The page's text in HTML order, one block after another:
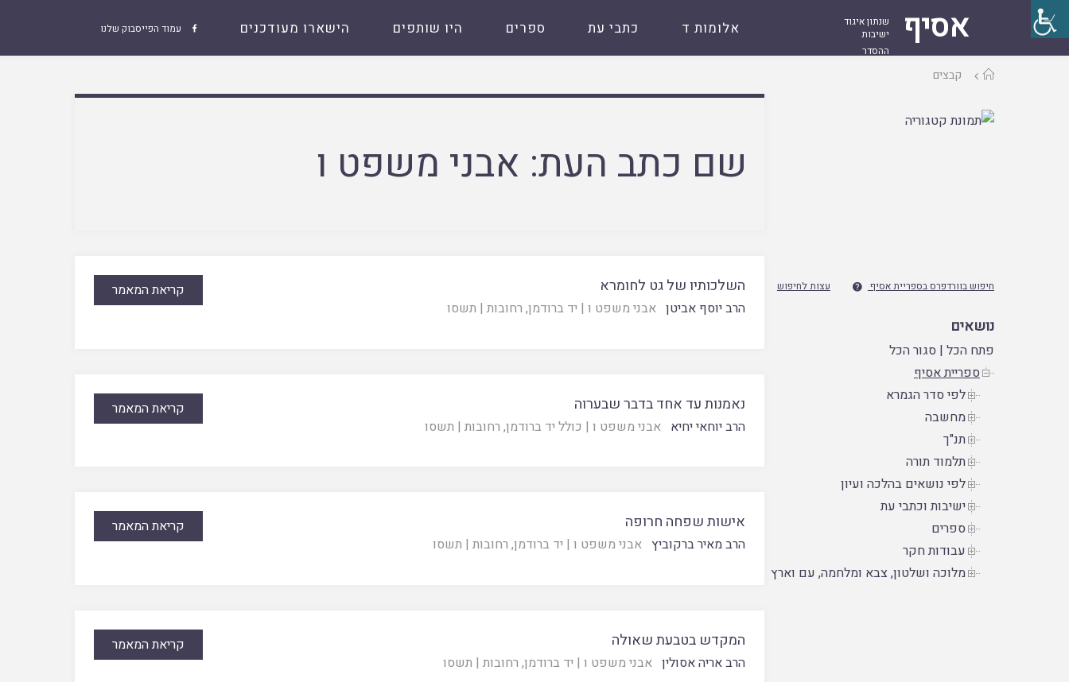
אסיף
שנתון איגוד
ישיבות
ההסדר
 עמוד הפייסבוק שלנו אלומות ד כתבי עת ספרים היו שותפים הישארו מעודכנים
עמודקבצים
חיפוש בוורדפרס בספריית אסיף  עצות לחיפוש
נושאים
פתח הכל |סגור הכל
ספריית אסיף
לפי סדר הגמרא
מחשבה
תנ"ך
תלמוד תורה
לפי נושאים בהלכה ועיון
ישיבות וכתבי עת
ספרים
עבודות חקר
מלוכה ושלטון, צבא ומלחמה, עם וארץ
שם כתב העת: אבני משפט ו
השלכותיו של גט לחומרא
הרב יוסף אביטן אבני משפט ו | יד ברודמן, רחובות | תשסו
קריאת המאמר
נאמנות עד אחד בדבר שבערוה
הרב יוחאי יחיא אבני משפט ו | כולל יד ברודמן, רחובות | תשסו
קריאת המאמר
אישות שפחה חרופה
הרב מאיר ברקוביץ אבני משפט ו | יד ברודמן, רחובות | תשסו
קריאת המאמר
המקדש בטבעת שאולה
הרב אריה אסולין אבני משפט ו | יד ברודמן, רחובות | תשסו
קריאת המאמר